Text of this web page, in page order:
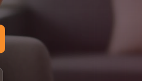
التركية، الإنجليزية، الفرنسية
متوسط، متقدم